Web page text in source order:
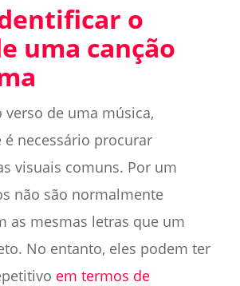
o
uma canção
verso de uma música,
necessário procurar
visuais comuns. Por um
não são normalmente
as mesmas letras que um
No entanto, eles podem ter
em termos de